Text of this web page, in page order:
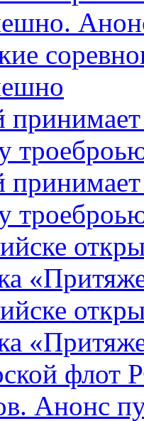
флот
Анонс